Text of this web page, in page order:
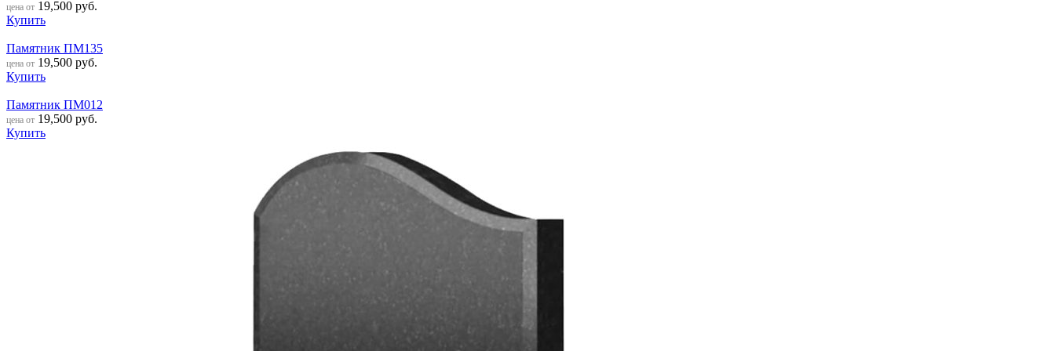
цена от 19,500 руб.
Купить
Памятник ПМ135
цена от 19,500 руб.
Купить
Памятник ПМ012
цена от 19,500 руб.
Купить